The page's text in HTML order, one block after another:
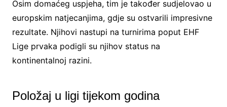
Osim domaćeg uspjeha, tim je također sudjelovao u
europskim natjecanjima, gdje su ostvarili impresivne
rezultate. Njihovi nastupi na turnirima poput EHF
Lige prvaka podigli su njihov status na
kontinentalnoj razini.
Položaj u ligi tijekom godina